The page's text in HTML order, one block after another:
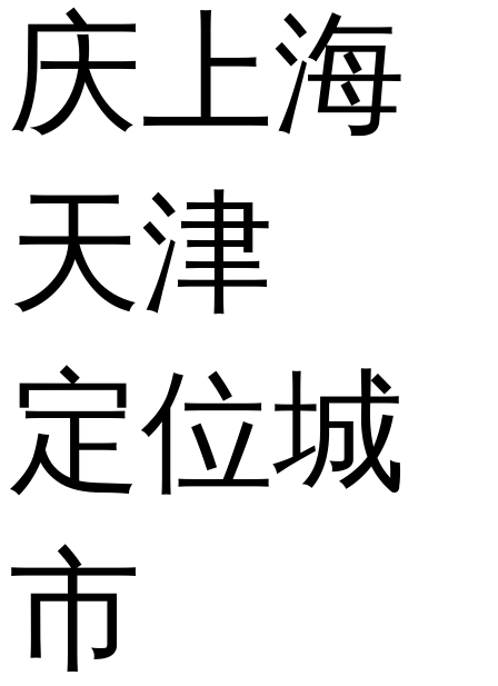
庆上海
天津
定位城
市